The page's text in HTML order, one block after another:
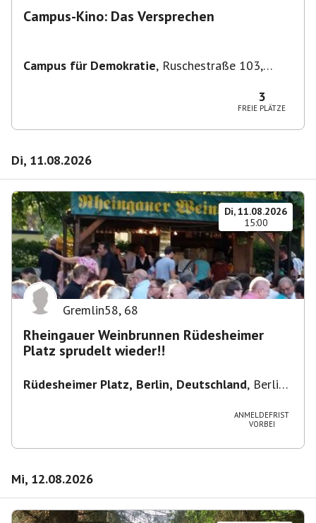
Campus-Kino: Das Versprechen
Campus für Demokratie, Ruschestraße 103,
3
FREIE PLÄTZE
Di, 11.08.2026
Di, 11.08.2026
15:00
Gremlin58, 68
Rheingauer Weinbrunnen Rüdesheimer
Platz sprudelt wieder!!
Rüdesheimer Platz, Berlin, Deutschland, Berlin-
ANMELDEFRIST
VORBEI
Mi, 12.08.2026